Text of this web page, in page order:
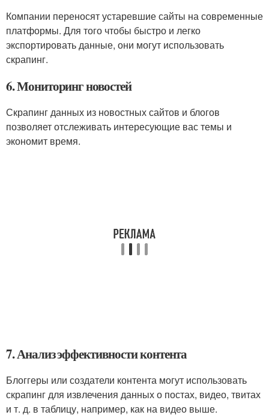
Компании переносят устаревшие сайты на современные
платформы. Для того чтобы быстро и легко
экспортировать данные, они могут использовать
скрапинг.
6. Мониторинг новостей
Скрапинг данных из новостных сайтов и блогов
позволяет отслеживать интересующие вас темы и
экономит время.
7. Анализ эффективности контента
Блоггеры или создатели контента могут использовать
скрапинг для извлечения данных о постах, видео, твитах
и т. д. в таблицу, например, как на видео выше.